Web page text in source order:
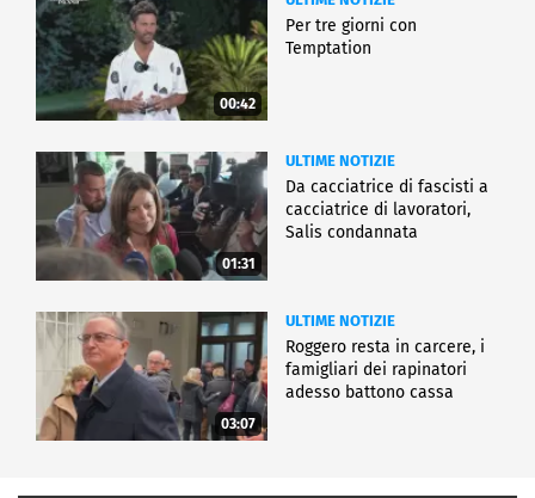
00:42
Per tre giorni con
Temptation
01:31
ULTIME NOTIZIE
Da cacciatrice di fascisti a
cacciatrice di lavoratori,
Salis condannata
03:07
ULTIME NOTIZIE
Roggero resta in carcere, i
famigliari dei rapinatori
adesso battono cassa